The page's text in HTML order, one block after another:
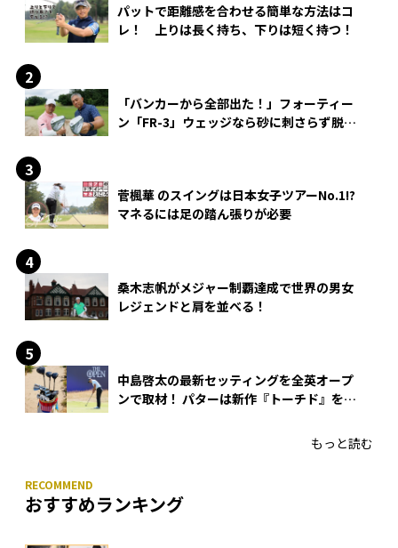
パットで距離感を合わせる簡単な方法はコ
レ！ 上りは長く持ち、下りは短く持つ！
「バンカーから全部出た！」フォーティー
ン「FR-3」ウェッジなら砂に刺さらず脱出
菅楓華 のスイングは日本女子ツアーNo.1!?
マネるには足の踏ん張りが必要
桑木志帆がメジャー制覇達成で世界の男女
レジェンドと肩を並べる！
中島啓太の最新セッティングを全英オープ
ンで取材！ パターは新作『トーチド』を投
もっと読む
おすすめランキング